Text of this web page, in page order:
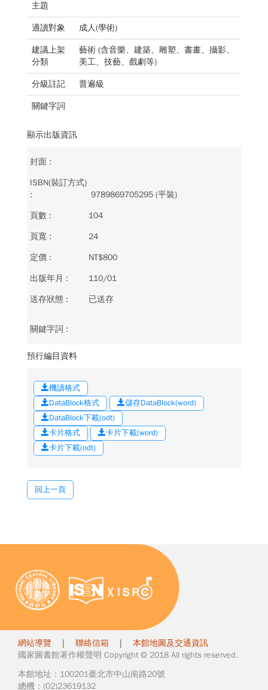
主題
適讀對象 成人(學術)
建議上架
分類
藝術 (含音樂、建築、雕塑、書畫、攝影、
美工、技藝、戲劇等)
分級註記 普遍級
關鍵字詞
顯示出版資訊
9789869705295 (平裝)
104
24
NT$800
110/01
已送存
預行編目資料
機讀格式
DataBlock格式
儲存DataBlock(word)
DataBlock下載(odt)
卡片格式
卡片下載(word)
卡片下載(odt)
回上一頁
網站導覽 | 聯絡信箱 | 本館地圖及交通資訊
國家圖書館著作權聲明 Copyright © 2018 All rights reserved.
本館地址：100201臺北市中山南路20號
總機：(02)23619132